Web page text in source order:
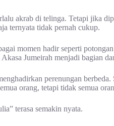
akrab di telinga. Tetapi jika
ternyata tidak pernah cukup.
momen hadir seperti
Jumeirah menjadi bagian
perenungan
orang, tetapi tidak semua
terasa semakin nyata.